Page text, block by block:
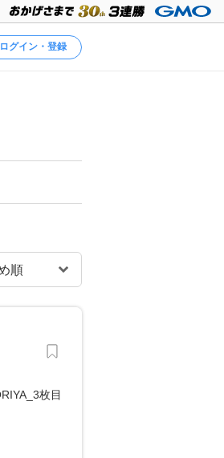
ログイン・登録